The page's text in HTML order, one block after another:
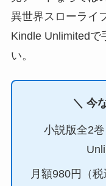
異世界スローライ
Kindle Unlimitedで
い。
＼ 今
小説版全2
月額980円（